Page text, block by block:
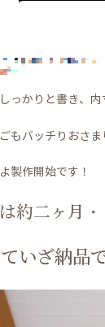
っかりと書き、
もバッチりおさま
製作開始です！
約二ヶ月・
いざ納品